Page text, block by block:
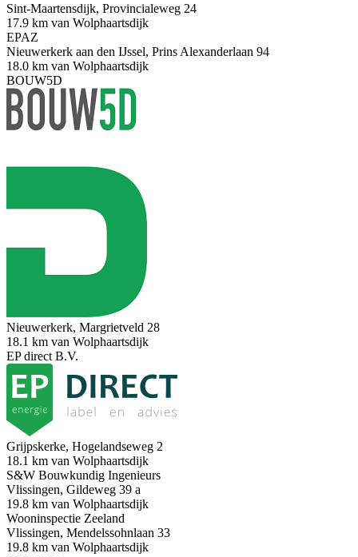
Sint-Maartensdijk, Provincialeweg 24
17.9 km van Wolphaartsdijk
EPAZ
Nieuwerkerk aan den IJssel, Prins Alexanderlaan 94
18.0 km van Wolphaartsdijk
BOUW5D
Nieuwerkerk, Margrietveld 28
18.1 km van Wolphaartsdijk
EP direct B.V.
Grijpskerke, Hogelandseweg 2
18.1 km van Wolphaartsdijk
S&W Bouwkundig Ingenieurs
Vlissingen, Gildeweg 39 a
19.8 km van Wolphaartsdijk
Wooninspectie Zeeland
Vlissingen, Mendelssohnlaan 33
19.8 km van Wolphaartsdijk